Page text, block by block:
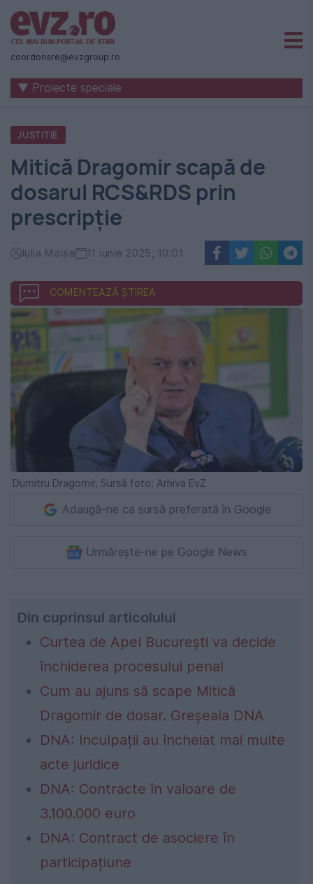
Știri
naționale
internaționale
România
-
Evenimentul
Zilei
coordonare@evzgroup.ro
▼ Proiecte speciale
JUSTITIE
Mitică Dragomir scapă de
dosarul RCS&RDS prin
prescripție
Iulia Moise 11 iunie 2025, 10:01
COMENTEAZĂ ȘTIREA
Dumitru Dragomir. Sursă foto: Arhiva EvZ
Adaugă-ne ca sursă preferată în Google
Urmărește-ne pe Google News
Din cuprinsul articolului
Curtea de Apel București va decide
închiderea procesului penal
Cum au ajuns să scape Mitică
Dragomir de dosar. Greșeala DNA
DNA: Inculpații au încheiat mai multe
acte juridice
DNA: Contracte în valoare de
3.100.000 euro
DNA: Contract de asociere în
participațiune